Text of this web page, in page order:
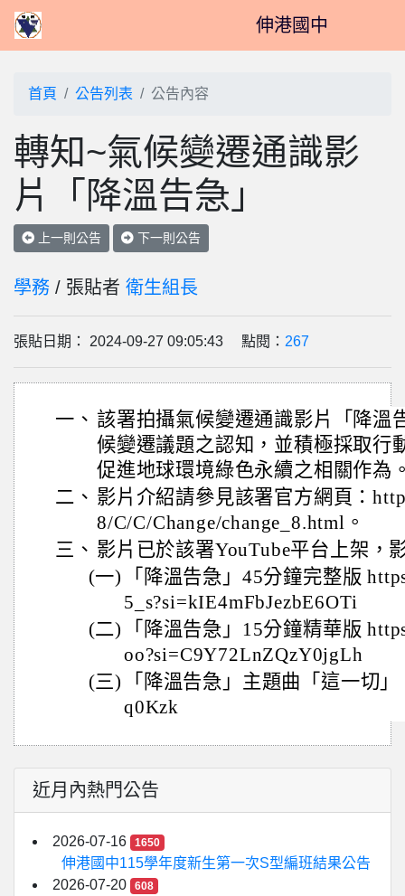
伸港國中
首頁 公告列表 公告內容
轉知~氣候變遷通識影
片「降溫告急」
上一則公告 下一則公告
學務 / 張貼者 衛生組長
張貼日期： 2024-09-27 09:05:43 點閱： 267
一、 該署拍攝氣候變遷通識影片「降溫
候變遷議題之認知，並積極採取行
促進地球環境綠色永續之相關作為
二、 影片介紹請參見該署官方網頁：
8/C/C/Change/change_8.html。
三、 影片已於該署YouTube平台上架，
(一)
「降溫告急」45分鐘完整版
5_s?si=kIE4mFbJezbE6OTi
(二)
「降溫告急」15分鐘精華版
oo?si=C9Y72LnZQzY0jgLh
(三)
「降溫告急」主題曲「這一切
q0Kzk
近月內熱門公告
2026-07-16 1650
伸港國中115學年度新生第一次S型編班結果公告
2026-07-20
608